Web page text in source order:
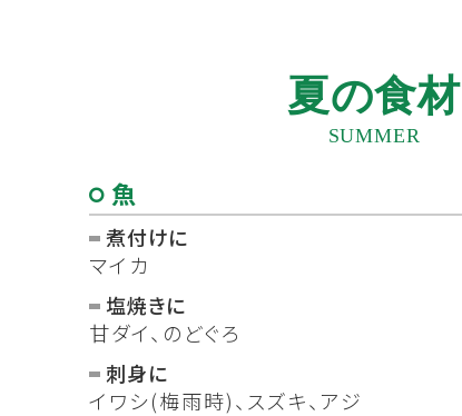
夏の食材
SUMMER
魚
煮付けに
マイカ
塩焼きに
甘ダイ、のどぐろ
刺身に
イワシ(梅雨時)、スズキ、アジ